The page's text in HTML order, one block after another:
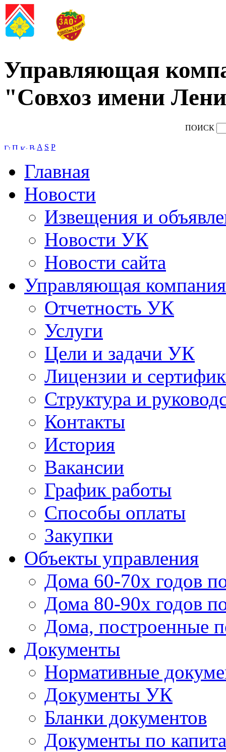
Управляющая
"Совхоз имени
ПОИСК
A S P
Главная
Новости
Извещения и
Новости УК
Новости сайта
Управляющая компания
Отчетность УК
Услуги
Цели и задачи УК
Лицензии и
Структура и
Контакты
История
Вакансии
График работы
Способы оплаты
Закупки
Объекты управления
Дома 60-70х годов
Дома 80-90х годов
Дома, построенные
Документы
Нормативные
Документы УК
Бланки документов
Документы по